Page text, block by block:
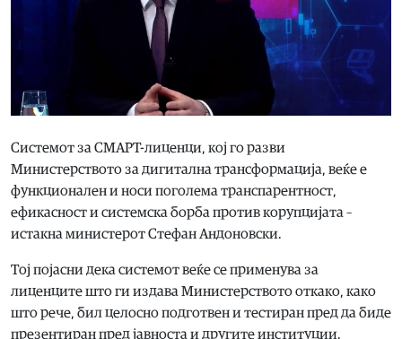
Системот за СМАРТ-лиценци, кој го разви
Министерството за дигитална трансформација, веќе е
функционален и носи поголема транспарентност,
ефикасност и системска борба против корупцијата –
истакна министерот Стефан Андоновски.
Тој појасни дека системот веќе се применува за
лиценците што ги издава Министерството откако, како
што рече, бил целосно подготвен и тестиран пред да биде
презентиран пред јавноста и другите институции.